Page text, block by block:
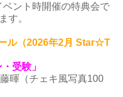
ント時開催の特典会で
す。
ル（2026年2月 Star☆T
受験」
暉（チェキ風写真100